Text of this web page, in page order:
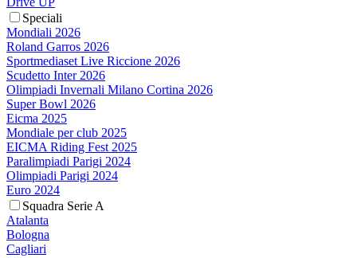
Speciali
Mondiali 2026
Roland Garros 2026
Sportmediaset Live Riccione 2026
Scudetto Inter 2026
Olimpiadi Invernali Milano Cortina 2026
Super Bowl 2026
Eicma 2025
Mondiale per club 2025
EICMA Riding Fest 2025
Paralimpiadi Parigi 2024
Olimpiadi Parigi 2024
Euro 2024
Squadra Serie A
Atalanta
Bologna
Cagliari